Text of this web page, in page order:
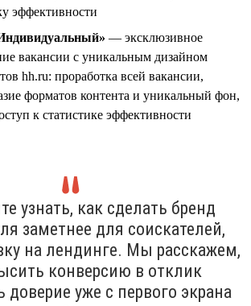
эффективности
— эксклюзивное
вакансии с уникальным дизайном
hh.ru: проработка всей вакансии,
форматов контента и уникальный фон,
к статистике эффективности
узнать, как сделать бренд
заметнее для соискателей,
на лендинге. Мы расскажем,
конверсию в отклик
доверие уже с первого экрана